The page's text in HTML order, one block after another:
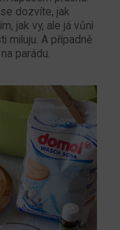
dozvíte, jak
jak vy, ale já vůni
miluju. A případně
na parádu.